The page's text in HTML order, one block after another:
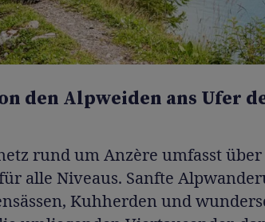
den Alpweiden ans Ufer
rund um Anzère umfasst
alle Niveaus. Sanfte
Kuhherden und